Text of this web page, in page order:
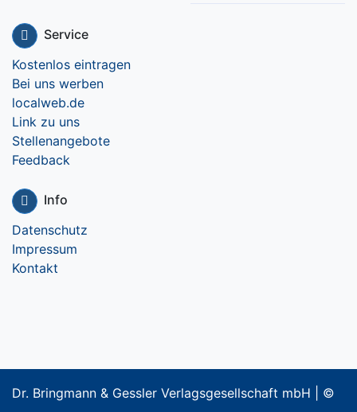
Service
Kostenlos eintragen
Bei uns werben
localweb.de
Link zu uns
Stellenangebote
Feedback
Info
Datenschutz
Impressum
Kontakt
Dr. Bringmann & Gessler Verlagsgesellschaft mbH | ©